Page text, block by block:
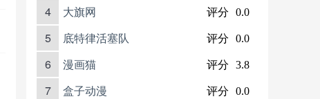
4 大旗网 评分 0.0
5 底特律活塞队 评分 0.0
6 漫画猫 评分 3.8
7 盒子动漫 评分 0.0